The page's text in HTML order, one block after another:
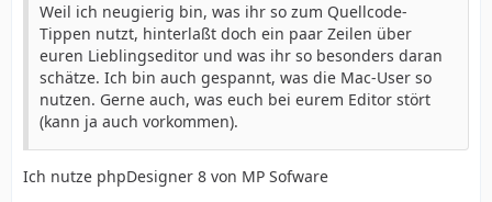
Weil ich neugierig bin, was ihr so zum Quellcode-
Tippen nutzt, hinterlaßt doch ein paar Zeilen über
euren Lieblingseditor und was ihr so besonders daran
schätze. Ich bin auch gespannt, was die Mac-User so
nutzen. Gerne auch, was euch bei eurem Editor stört
(kann ja auch vorkommen).
Ich nutze phpDesigner 8 von MP Sofware